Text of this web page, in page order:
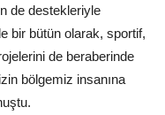
de destekleriyle
bir bütün olarak, sportif,
de beraberinde
bölgemiz insanına